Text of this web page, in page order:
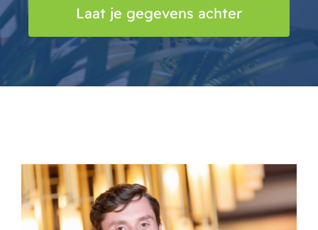
Laat je gegevens achter